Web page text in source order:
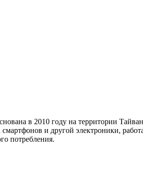
в 2010 году на территории
и другой электроники,
потребления.